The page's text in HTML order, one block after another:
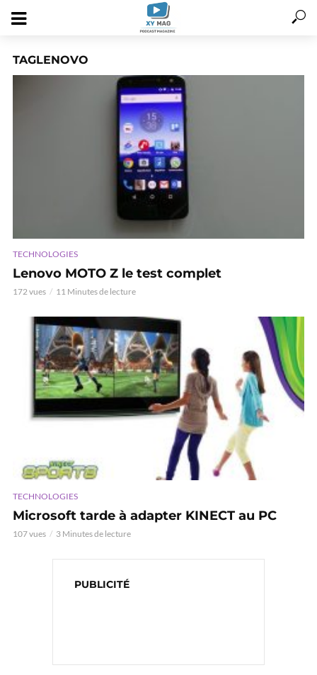
TAGLENOVO
TECHNOLOGIES
Lenovo MOTO Z le test complet
172 vues 11 Minutes de lecture
TECHNOLOGIES
Microsoft tarde à adapter KINECT au PC
107 vues 3 Minutes de lecture
PUBLICITÉ